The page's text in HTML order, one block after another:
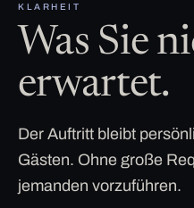
KLARHEIT
Was Sie
erwartet.
Der Auftritt bleibt
Gästen. Ohne große
jemanden vorzuführen.